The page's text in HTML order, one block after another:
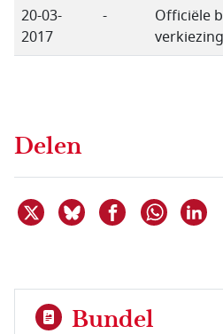
20-03-
2017
-
Officiële
Delen
Deel dit item op X
Deel dit item op
Deel dit
Delen via
Bundel